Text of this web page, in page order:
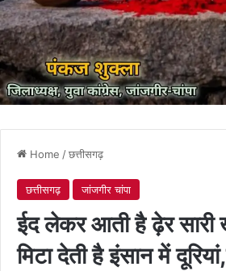
Home /छत्तीसगढ़
छत्तीसगढ़ जांजगीर चांपा
ईद लेकर आती है ढ़ेर सारी
मिटा देती है इंसान में